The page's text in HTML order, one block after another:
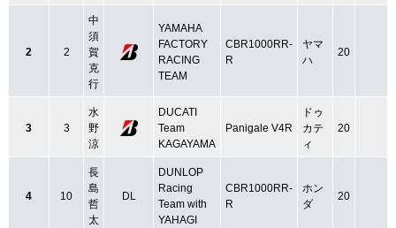
2 2
中
須
賀
克
行
YAMAHA
FACTORY
RACING
TEAM
CBR1000RR-
R
ヤマ
ハ
20
3 3
水
野
涼
DUCATI
Team
KAGAYAMA
Panigale V4R
ドゥ
カテ
ィ
20
4 10
長
島
哲
太
DL
DUNLOP
Racing
Team with
YAHAGI
CBR1000RR-
R
ホン
ダ
20